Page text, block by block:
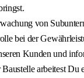
von
bei der
Kunden und
arbeitest